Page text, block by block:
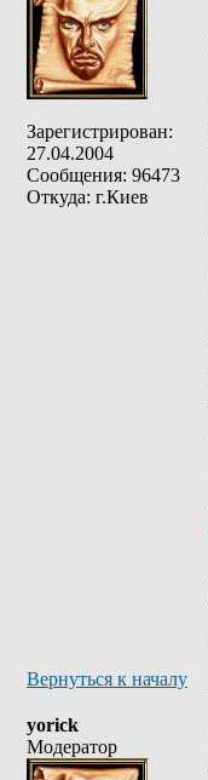
Зарегистрирован:
27.04.2004
Сообщения: 96473
Откуда: г.Киев
Вернуться к началу
yorick
Модератор